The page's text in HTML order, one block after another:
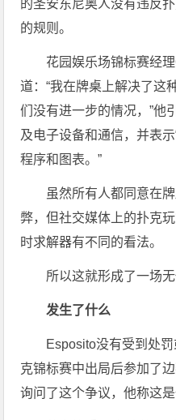
的圣安东尼奥人没有违反
的规则。
花园娱乐场锦标赛经
道：“我在牌桌上解决了这
们没有进一步的情况，”他
及电子设备和通信，并表
程序和图表。”
虽然所有人都同意在
弊，但社交媒体上的扑克
时求解器有不同的看法。
所以这就形成了一场无
发生了什么
Esposito没有受到处
克锦标赛中出局后参加了
询问了这个争议，他称这